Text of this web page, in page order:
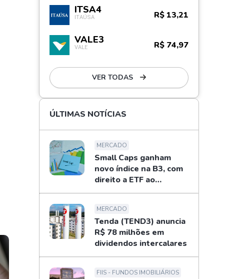
ITSA4
ITAÚSA R$ 13,21
VALE3
VALE R$ 74,97
VER TODAS
ÚLTIMAS NOTÍCIAS
MERCADO
Small Caps ganham
novo índice na B3, com
direito a ETF ao
investidor
MERCADO
Tenda (TEND3) anuncia
R$ 78 milhões em
dividendos intercalares
FIIS - FUNDOS IMOBILIÁRIOS